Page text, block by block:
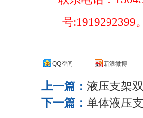
号:1919292399
QQ空间 新浪微博
上一篇： 液压支架
下一篇： 单体液压